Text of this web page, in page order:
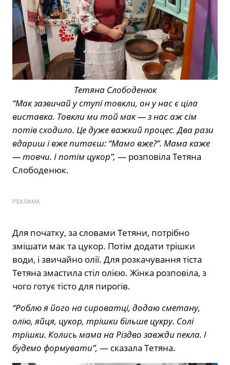
Тетяна Слободенюк
“Мак зазвичай у ступі товкли, он у нас є ціла
виставка. Товкли ми той мак — з нас аж сім
потів сходило. Це дуже важкий процес. Два рази
вдариш і вже питаєш: “Мамо вже?”. Мама каже
— товчи. І потім цукор”, — розповіла Тетяна
Слободенюк.
РЕКЛАМА
Для початку, за словами Тетяни, потрібно
змішати мак та цукор. Потім додати трішки
води, і звичайно олії. Для розкачування тіста
Тетяна змастила стіл олією. Жінка розповіла, з
чого готує тісто для пирогів.
“Роблю я його на сироватці, додаю сметану,
олію, яйця, цукор, трішки більше цукру. Солі
трішки. Колись мама на Різдво завжди пекла. І
будемо формувати”, — сказала Тетяна.